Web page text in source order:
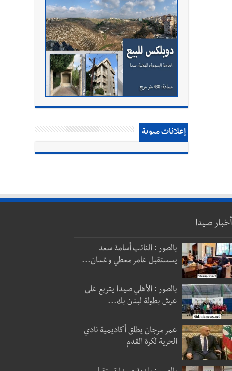
إعلانات مبوبة
أخبار صيدا
بالصور : النائب أسامة سعد
يسستقبل عامر معطي وغسان...
بالصور : الأهلي صيدا يتربع على
عرش بطولة لبنان بك...
عمر مرجان يطلق أكاديمية نادي
الحرية لكرة القدم